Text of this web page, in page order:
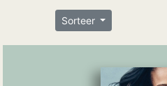
Sorteer